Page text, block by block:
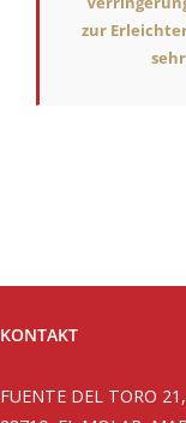
zur
KONTAKT
FUENTE DEL TORO